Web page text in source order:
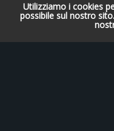
Utilizziamo i cookies
possibile sul nostro